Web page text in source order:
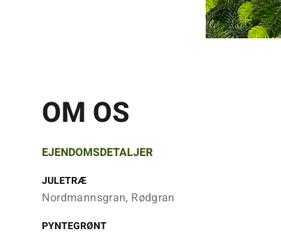
OM OS
EJENDOMSDETALJER
JULETRÆ
Nordmannsgran, Rødgran
PYNTEGRØNT